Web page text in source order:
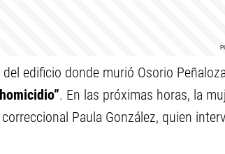
edificio donde murió Osorio
. En las próximas horas, la
Paula González, quien